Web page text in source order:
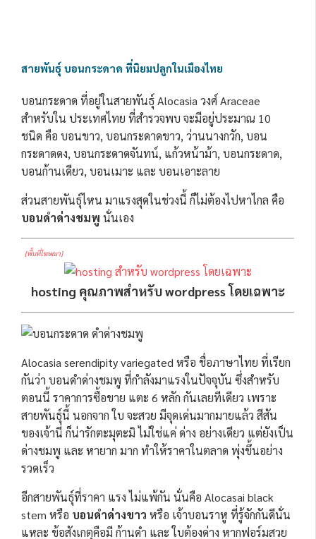
สายพันธุ์ บอนกระดาด ที่นิยมปลูกในเมืองไทย
บอนกระดาด ที่อยู่ในสายพันธุ์ Alocasia วงศ์ Araceae
สำหรับใน ประเทศไทย ที่สำรวจพบ จะมีอยู่ประมาณ 10
ชนิด คือ บอนขาว, บอนกระดาดขาว, ว่านนางกวัก, บอน
กระดาดดง, บอนกระดาดจันทน์, แก้วหน้าม้า, บอนกระดาด,
บอนก้านเดียว, บอนเมาะ และ บอนเอาะลาย
ส่วนสายพันธุ์ไหน มาแรงสุดในช่วงนี้ ก็ไม่ต้องไปหาไกล คือ
บอนดำด่างชมพู นั่นเอง
[พื้นที่โฆษณา]
hosting คุณภาพสำหรับ wordpress โดยเฉพาะ
Alocasia serendipity variegated หรือ ชื่อภาษาไทย ที่เรียก
กันว่า บอนดำด่างชมพู ที่กำลังมาแรงในปัจจุบัน ซึ่งสำหรับ
ตอนนี้ ราคาการซื้อขาย แตะ 6 หลัก กันเลยทีเดียว เพราะ
สายพันธุ์นี้ นอกจาก ใบ จะสวย มีจุดเด่นมากมายแล้ว สีสัน
ของเจ้านี่ ก็น่ารักตะมุตะมิ ไม่ใช่แค่ ด่าง อย่างเดียว แต่ยังเป็น
ด่างชมพู และ หายาก มาก ทำให้ราคาในตลาด พุ่งขึ้นอย่าง
รวดเร็ว
อีกสายพันธุ์ที่ราคา แรง ไม่แพ้กัน นั่นคือ Alocasai black
stem หรือ บอนดำด่างขาว หรือ เจ้าบอนราหู ที่รู้จักกันดีนั่น
แหละ ข้อสังเกตุคือมี ก้านดำ และ ใบต้องด่าง หากฟอร์มสวย